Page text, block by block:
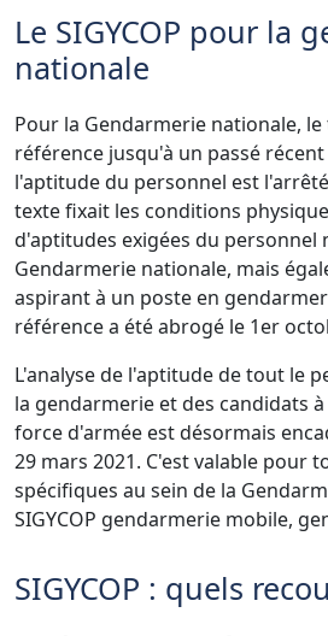
Le SIGYCOP pour la
nationale
Pour la Gendarmerie nationale,
référence jusqu'à un passé
l'aptitude du personnel est
texte fixait les conditions
d'aptitudes exigées du personnel
Gendarmerie nationale, mais
aspirant à un poste en
référence a été abrogé le 1er
L'analyse de l'aptitude de tout le
la gendarmerie et des candidats
force d'armée est désormais
29 mars 2021. C'est valable pour
spécifiques au sein de la
SIGYCOP gendarmerie mobile,
SIGYCOP : quels